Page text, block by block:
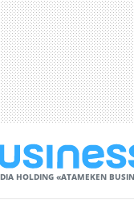
HOLDING «ATAMEKЕN